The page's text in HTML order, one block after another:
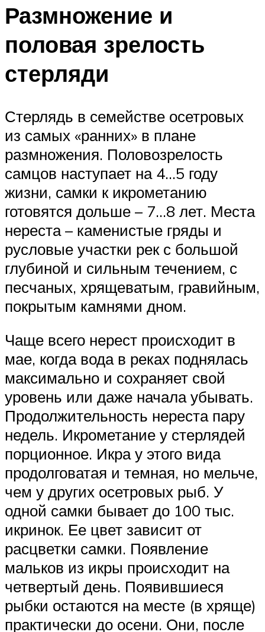
Размножение и
половая зрелость
стерляди
Стерлядь в семействе осетровых
из самых «ранних» в плане
размножения. Половозрелость
самцов наступает на 4…5 году
жизни, самки к икрометанию
готовятся дольше – 7…8 лет. Места
нереста – каменистые гряды и
русловые участки рек с большой
глубиной и сильным течением, с
песчаных, хрящеватым, гравийным,
покрытым камнями дном.
Чаще всего нерест происходит в
мае, когда вода в реках поднялась
максимально и сохраняет свой
уровень или даже начала убывать.
Продолжительность нереста пару
недель. Икрометание у стерлядей
порционное. Икра у этого вида
продолговатая и темная, но мельче,
чем у других осетровых рыб. У
одной самки бывает до 100 тыс.
икринок. Ее цвет зависит от
расцветки самки. Появление
мальков из икры происходит на
четвертый день. Появившиеся
рыбки остаются на месте (в хряще)
практически до осени. Они, после